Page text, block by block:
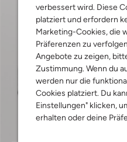
verbessert wird. Diese
platziert und erfordern
Marketing-Cookies, die
Präferenzen zu
Angebote zu zeigen,
Zustimmung. Wenn du
werden nur die
Cookies platziert. Du
Einstellungen" klicken,
erhalten oder deine